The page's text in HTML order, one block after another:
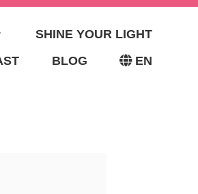
–
SHINE YOUR LIGHT
BLOG EN